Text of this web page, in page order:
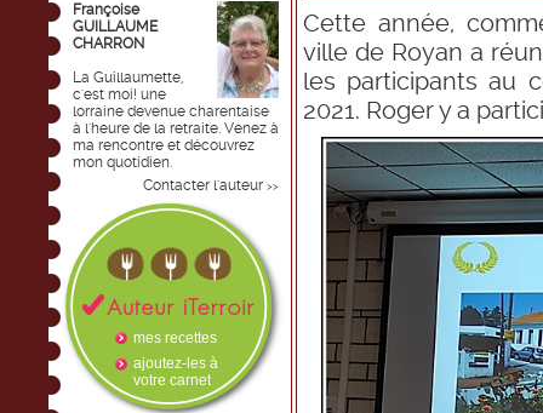
Françoise
GUILLAUME
CHARRON
La Guillaumette,
c'est moi! une
lorraine devenue charentaise
à l'heure de la retraite. Venez à
ma rencontre et découvrez
mon quotidien.
Contacter l'auteur >>
mes recettes
ajoutez-les à
votre carnet
Cette année,
ville de Royan a
les participants au
2021. Roger y a